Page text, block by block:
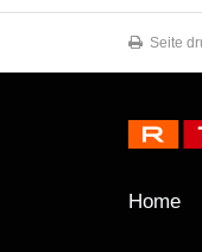
Seite
Home